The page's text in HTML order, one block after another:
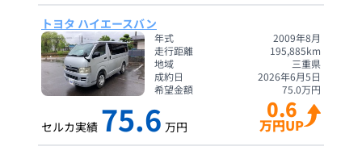
トヨタ ハイエースバン
年式
2009年8月
走行距離
195,885km
地域
三重県
成約日
2026年6月5日
希望金額
75.0万円
セルカ実績 75.6 万円
0.6
万円UP